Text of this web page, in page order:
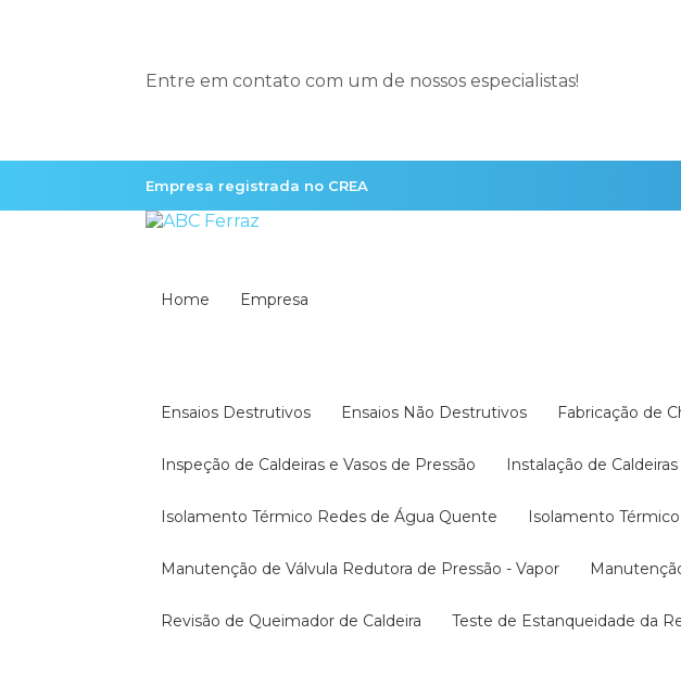
Entre em contato com um de nossos especialistas!
Empresa registrada no CREA
Home Empresa
Ensaios Destrutivos Ensaios Não Destrutivos Fabricação de
Inspeção de Caldeiras e Vasos de Pressão Instalação de Caldeiras
Isolamento Térmico Redes de Água Quente Isolamento
Manutenção de Válvula Redutora de Pressão - Vapor
Revisão de Queimador de Caldeira Teste de Estanqueidade da